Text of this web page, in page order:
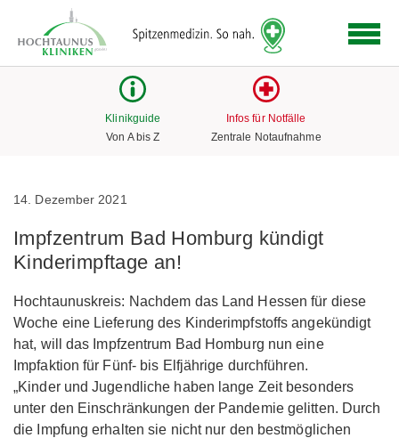
Link
zur
Klinikguide
Von A bis Z
Infos für Notfälle
Zentrale Notaufnahme
14. Dezember 2021
Impfzentrum Bad Homburg kündigt
Kinderimpftage an!
Hochtaunuskreis: Nachdem das Land Hessen für diese
Woche eine Lieferung des Kinderimpfstoffs angekündigt
hat, will das Impfzentrum Bad Homburg nun eine
Impfaktion für Fünf- bis Elfjährige durchführen.
„Kinder und Jugendliche haben lange Zeit besonders
unter den Einschränkungen der Pandemie gelitten. Durch
die Impfung erhalten sie nicht nur den bestmöglichen